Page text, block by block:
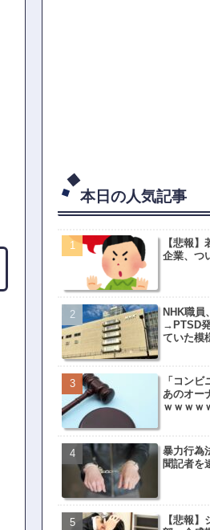
本日の人気記事
【悲報
企業、つ
NHK職員
→PTSD
ていた模
「コン
あのオー
ｗｗｗｗ
暴力行為
聞記者を
【悲報